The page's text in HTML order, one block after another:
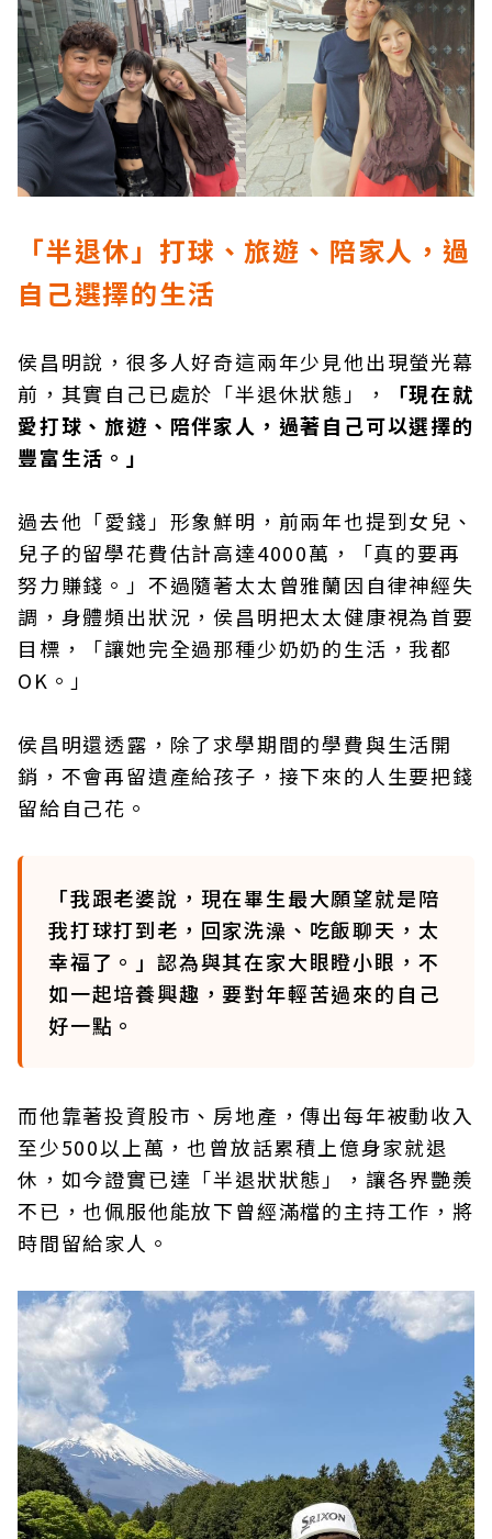
「半退休」打球、旅遊、陪家人，過
自己選擇的生活
侯昌明說，很多人好奇這兩年少見他出現螢光幕
前，其實自己已處於「半退休狀態」，
「現在就
愛打球、旅遊、陪伴家人，過著自己可以選擇的
豐富生活。」
過去他「愛錢」形象鮮明，前兩年也提到女兒、
兒子的留學花費估計高達4000萬，「真的要再
努力賺錢。」不過隨著太太曾雅蘭因自律神經失
調，身體頻出狀況，侯昌明把太太健康視為首要
目標，「讓她完全過那種少奶奶的生活，我都
OK。」
侯昌明還透露，除了求學期間的學費與生活開
銷，不會再留遺產給孩子，接下來的人生要把錢
留給自己花。
「我跟老婆說，現在畢生最大願望就是陪
我打球打到老，回家洗澡、吃飯聊天，太
幸福了。」認為與其在家大眼瞪小眼，不
如一起培養興趣，要對年輕苦過來的自己
好一點。
而他靠著投資股市、房地產，傳出每年被動收入
至少500以上萬，也曾放話累積上億身家就退
休，如今證實已達「半退狀狀態」，讓各界艷羨
不已，也佩服他能放下曾經滿檔的主持工作，將
時間留給家人。